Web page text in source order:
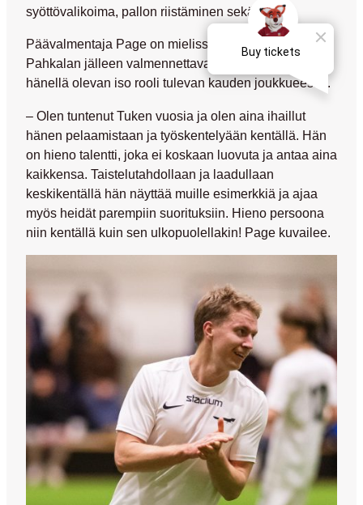
syöttövalikoima, pallon riistäminen sekä peliäly.
Päävalmentaja Page on mielissään saadessaan
Pahkalan jälleen valmennettavakseen ja uskoo
hänellä olevan iso rooli tulevan kauden joukkueessa.
– Olen tuntenut Tuken vuosia ja olen aina ihaillut
hänen pelaamistaan ja työskentelyään kentällä. Hän
on hieno talentti, joka ei koskaan luovuta ja antaa aina
kaikkensa. Taistelutahdollaan ja laadullaan
keskikentällä hän näyttää muille esimerkkiä ja ajaa
myös heidät parempiin suorituksiin. Hieno persoona
niin kentällä kuin sen ulkopuolellakin! Page kuvailee.